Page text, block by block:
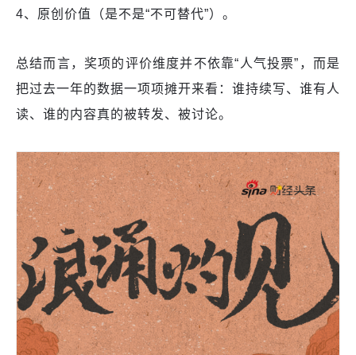
4、原创价值（是不是“不可替代”）。
总结而言，奖项的评价维度并不依靠“人气投票”，而是
把过去一年的数据一项项摊开来看：谁持续写、谁有人
读、谁的内容真的被转发、被讨论。